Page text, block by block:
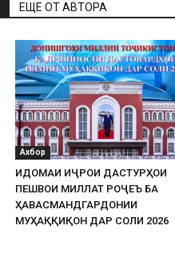
ЕЩЕ ОТ АВТОРА
Ахбор
ИДОМАИ ИҶРОИ ДАСТУРҲОИ
ПЕШВОИ МИЛЛАТ РОҶЕЪ БА
ҲАВАСМАНДГАРДОНИИ
МУҲАҚҚИҚОН ДАР СОЛИ 2026